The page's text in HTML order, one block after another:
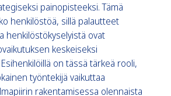
painopisteeksi. Tämä
henkilöstöä, sillä palautteet
henkilöstökyselyistä ovat
keskeiseksi
on tässä tärkeä rooli,
työntekijä vaikuttaa
rakentamisessa olennaista